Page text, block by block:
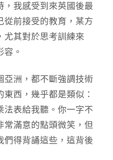
，我感受到來英國後最
從前接受的教育，某方
尤其對於思考訓練來
。
亞洲，都不斷強調技術
西，幾乎都是類似：
法表給我聽。你一字不
常滿意的點頭微笑，但
們得背誦這些，這背後